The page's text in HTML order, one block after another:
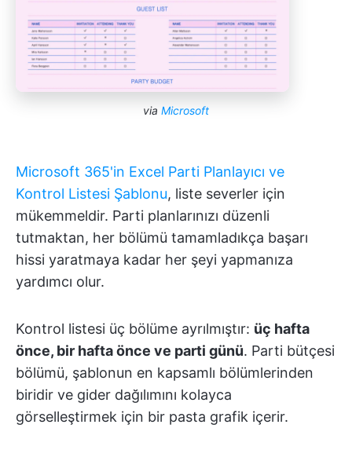
via Microsoft
Microsoft 365'in Excel Parti Planlayıcı ve
Kontrol Listesi Şablonu, liste severler için
mükemmeldir. Parti planlarınızı düzenli
tutmaktan, her bölümü tamamladıkça başarı
hissi yaratmaya kadar her şeyi yapmanıza
yardımcı olur.
Kontrol listesi üç bölüme ayrılmıştır: üç hafta
önce, bir hafta önce ve parti günü. Parti bütçesi
bölümü, şablonun en kapsamlı bölümlerinden
biridir ve gider dağılımını kolayca
görselleştirmek için bir pasta grafik içerir.